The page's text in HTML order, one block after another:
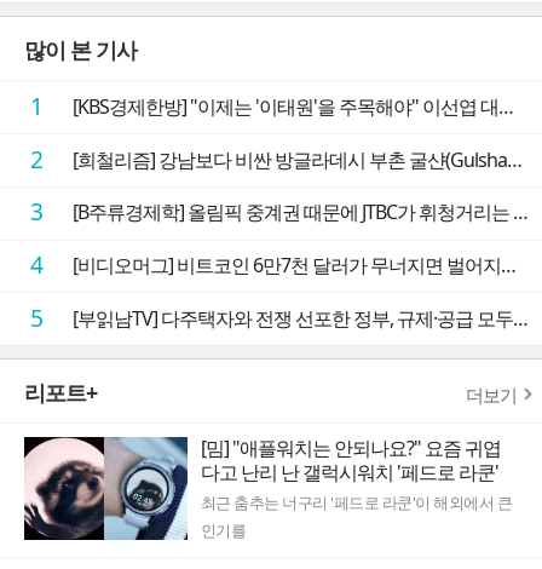
많이 본 기사
1 [KBS경제한방] "이제는 '이태원'을 주목해야" 이선엽 대표가 말하는 AI 시대 투자 성과를 가르는 지점들
2 [희철리즘] 강남보다 비싼 방글라데시 부촌 굴샨(Gulshan)의 극단적인 모습에 충격을 받다
3 [B주류경제학] 올림픽 중계권 때문에 JTBC가 휘청거리는 이유
4 [비디오머그] 비트코인 6만7천 달러가 무너지면 벌어지는 일
5 [부읽남TV] 다주택자와 전쟁 선포한 정부, 규제·공급 모두 실효성 의문
리포트+ 더보기
[밈] "애플워치는 안되나요?" 요즘 귀엽
다고 난리 난 갤럭시워치 '페드로 라쿤'
최근 춤추는 너구리 '페드로 라쿤'이 해외에서 큰
인기를